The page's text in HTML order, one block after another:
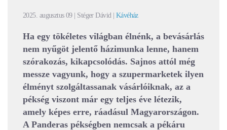
2025. augusztus 09| Stéger Dávid | Kávéház
Ha egy tökéletes világban élnénk, a bevásárlás
nem nyűgöt jelentő házimunka lenne, hanem
szórakozás, kikapcsolódás. Sajnos attól még
messze vagyunk, hogy a szupermarketek ilyen
élményt szolgáltassanak vásárlóiknak, az a
pékség viszont már egy teljes éve létezik,
amely képes erre, ráadásul Magyarországon.
A Panderas pékségben nemcsak a pékáru